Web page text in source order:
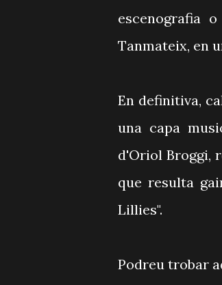
escenografia
Tanmateix, en
En definitiva,
una capa
d'Oriol Broggi,
que resulta
Lillies".
Podreu trobar